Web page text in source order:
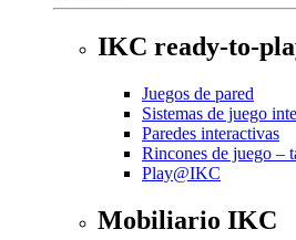
IKC ready-to-
Juegos de pared
Sistemas de juego
Paredes interactivas
Rincones de juego –
Play@IKC
Mobiliario IKC